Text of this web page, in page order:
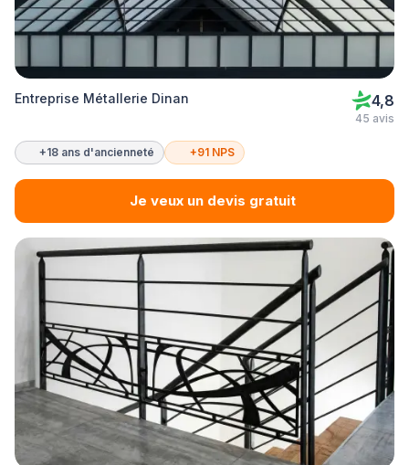
Entreprise Métallerie Dinan 4,8
45 avis
+18 ans d'ancienneté +91 NPS
Je veux un devis gratuit